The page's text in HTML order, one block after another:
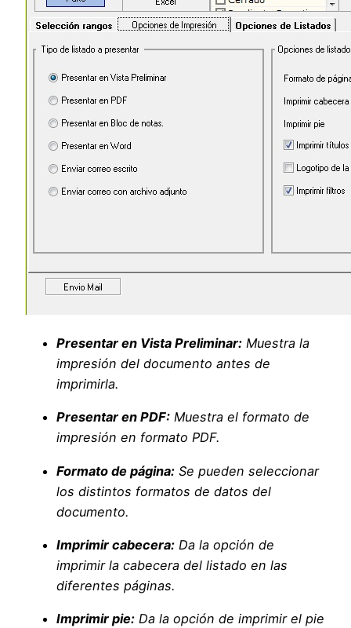
Presentar en Vista Preliminar: Muestra la
impresión del documento antes de
imprimirla.
Presentar en PDF: Muestra el formato de
impresión en formato PDF.
Formato de página: Se pueden seleccionar
los distintos formatos de datos del
documento.
Imprimir cabecera: Da la opción de
imprimir la cabecera del listado en las
diferentes páginas.
Imprimir pie: Da la opción de imprimir el pie